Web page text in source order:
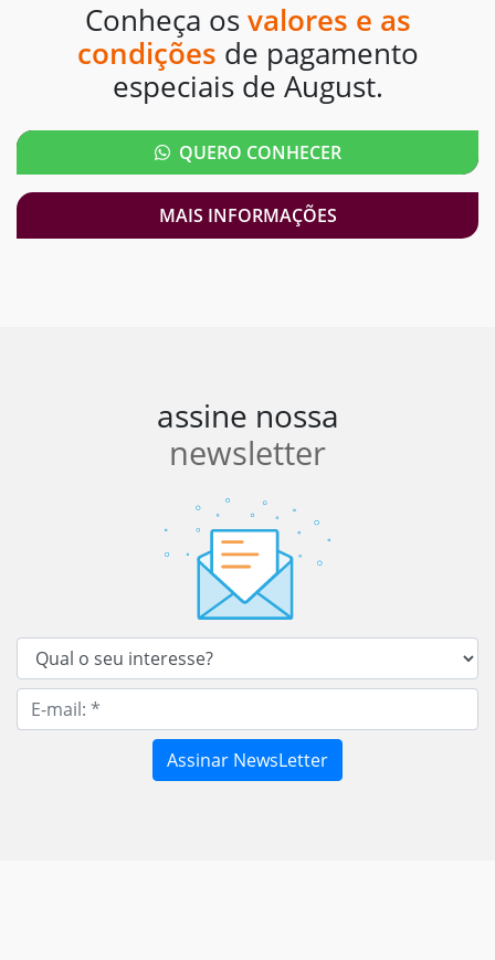
Conheça os valores e as
condições de pagamento
especiais de August.
QUERO CONHECER
MAIS INFORMAÇÕES
assine nossa
newsletter